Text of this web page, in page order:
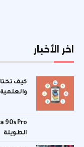
اخر الأخبار
كيف
الطويلة